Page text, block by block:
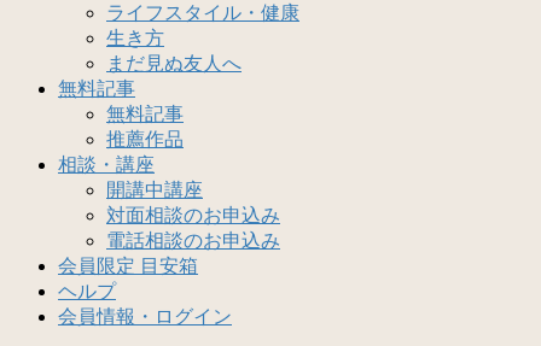
ライフスタイル・健康
生き方
まだ見ぬ友人へ
無料記事
無料記事
推薦作品
相談・講座
開講中講座
対面相談のお申込み
電話相談のお申込み
会員限定 目安箱
ヘルプ
会員情報・ログイン